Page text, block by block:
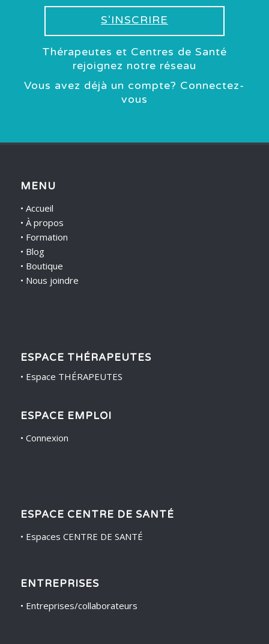
S’INSCRIRE
Thérapeutes et Centres de Santé
rejoignez notre réseau
Vous avez déjà un compte? Connectez-
vous
MENU
• Accueil
• À propos
• Formation
• Blog
• Boutique
• Nous joindre
ESPACE THÉRAPEUTES
• Espace THÉRAPEUTES
ESPACE EMPLOI
• Connexion
ESPACE CENTRE DE SANTÉ
• Espaces CENTRE DE SANTÉ
ENTREPRISES
• Entreprises/collaborateurs